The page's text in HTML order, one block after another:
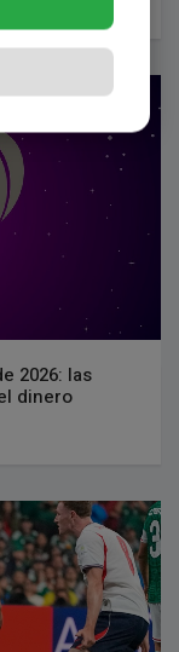
2026: las
dinero